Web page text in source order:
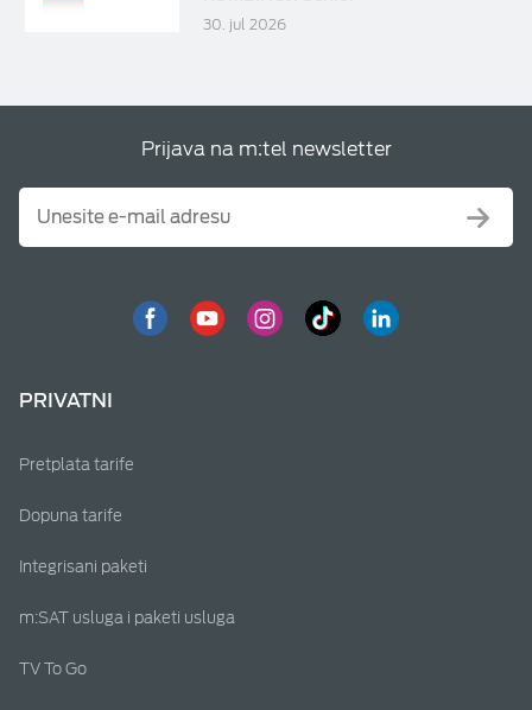
30. jul 2026
Prijava na m:tel newsletter
PRIVATNI
Pretplata tarife
Dopuna tarife
Integrisani paketi
m:SAT usluga i paketi usluga
TV To Go